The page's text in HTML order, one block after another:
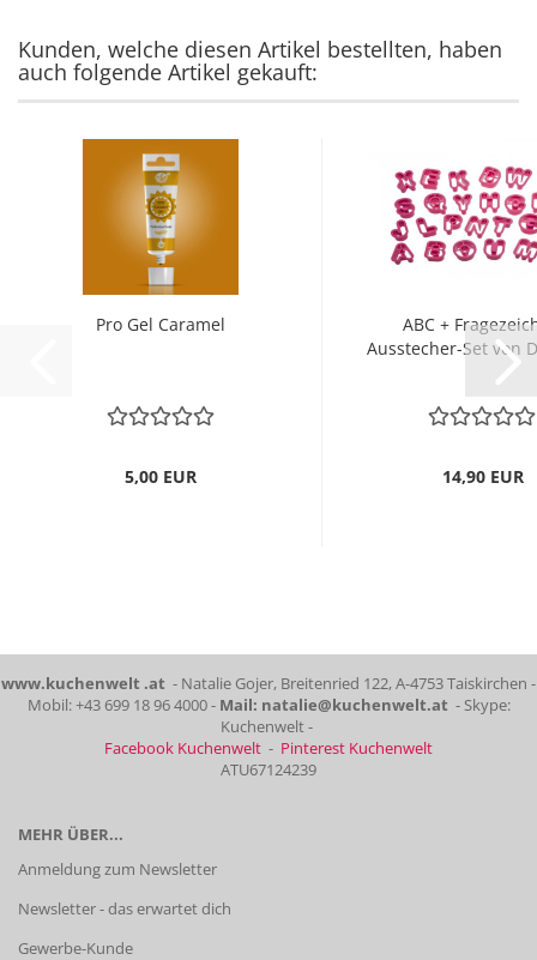
Kunden, welche diesen Artikel bestellten, haben
auch folgende Artikel gekauft:
Pro Gel Caramel
5,00 EUR
ABC +
Ausstecher-Set von
14,90 EUR
www.kuchenwelt .at - Natalie Gojer, Breitenried 122, A-4753 Taiskirchen -
Mobil: +43 699 18 96 4000 - Mail: natalie@kuchenwelt.at - Skype:
Kuchenwelt -
Facebook Kuchenwelt - Pinterest Kuchenwelt
ATU67124239
MEHR ÜBER...
Anmeldung zum Newsletter
Newsletter - das erwartet dich
Gewerbe-Kunde